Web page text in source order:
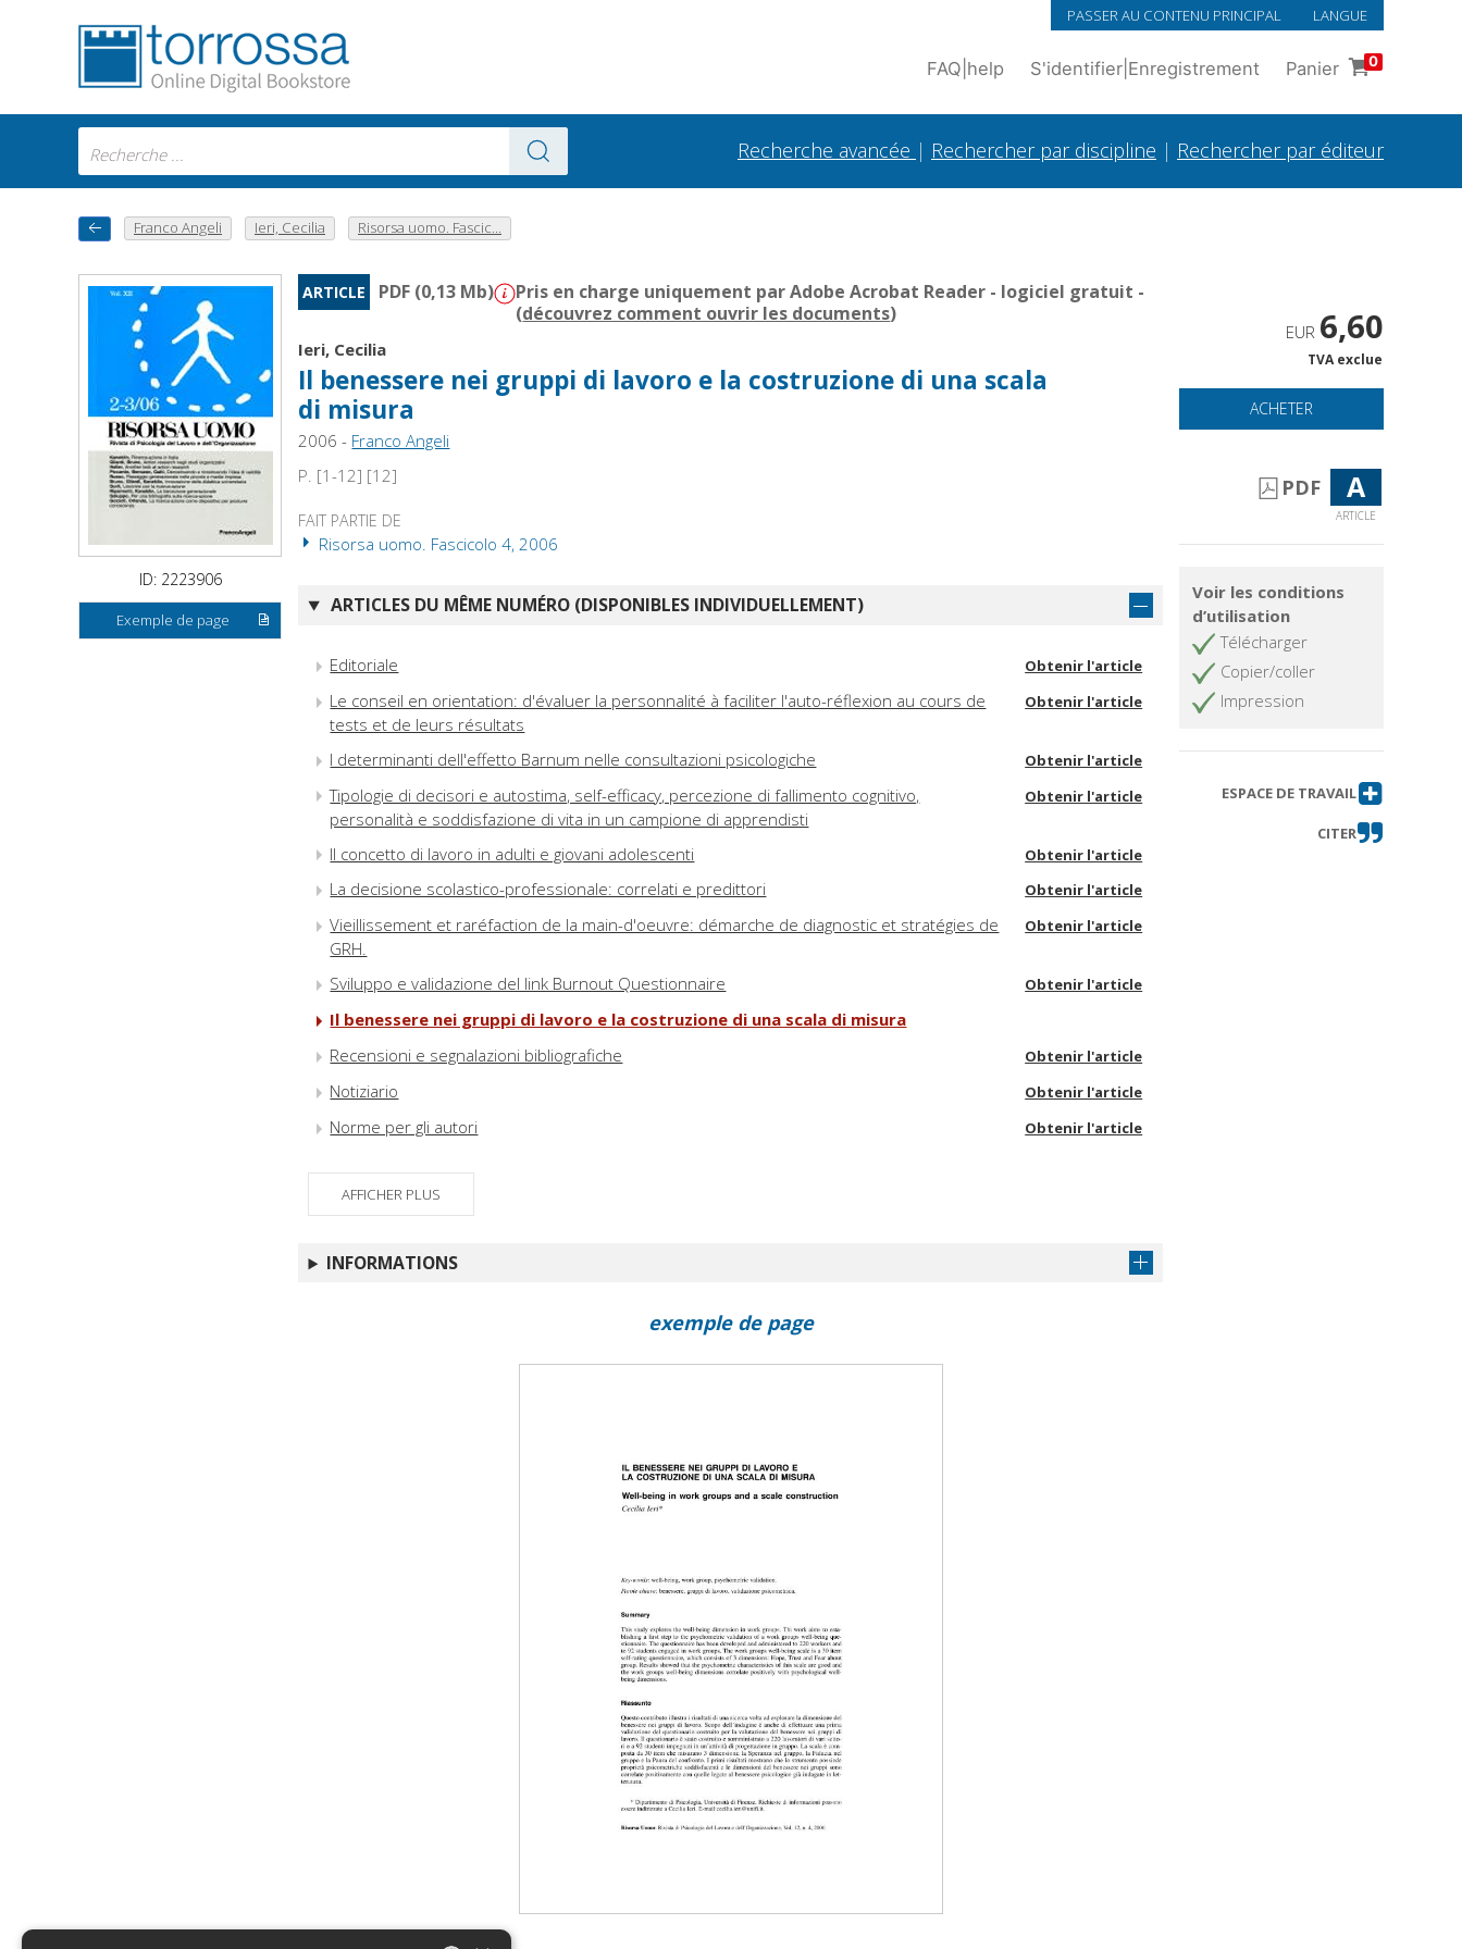
PASSER AU CONTENU PRINCIPAL LANGUE
FAQ help S'identifier Enregistrement Panier 0
Recherche avancée | Rechercher par discipline | Rechercher par éditeur
Franco Angeli Ieri, Cecilia Risorsa uomo. Fascic...
ID: 2223906
Exemple de page
ARTICLE PDF (0,13 Mb)
Pris en charge uniquement par Adobe Acrobat Reader - logiciel gratuit -
(découvrez comment ouvrir les documents)
Ieri, Cecilia
Il benessere nei gruppi di lavoro e la costruzione di una scala
di misura
2006 - Franco Angeli
P. [1-12] [12]
FAIT PARTIE DE
Risorsa uomo. Fascicolo 4, 2006
ARTICLES DU MÊME NUMÉRO (DISPONIBLES INDIVIDUELLEMENT)
Editoriale Obtenir l'article
Le conseil en orientation: d'évaluer la personnalité à faciliter l'auto-réflexion au cours de
tests et de leurs résultats
Obtenir l'article
I determinanti dell'effetto Barnum nelle consultazioni psicologiche Obtenir l'article
Tipologie di decisori e autostima, self-efficacy, percezione di fallimento cognitivo,
personalità e soddisfazione di vita in un campione di apprendisti
Obtenir l'article
Il concetto di lavoro in adulti e giovani adolescenti Obtenir l'article
La decisione scolastico-professionale: correlati e predittori Obtenir l'article
Vieillissement et raréfaction de la main-d'oeuvre: démarche de diagnostic et stratégies de
GRH.
Obtenir l'article
Sviluppo e validazione del link Burnout Questionnaire Obtenir l'article
Il benessere nei gruppi di lavoro e la costruzione di una scala di misura
Recensioni e segnalazioni bibliografiche
Obtenir l'article
Notiziario Obtenir l'article
Norme per gli autori Obtenir l'article
AFFICHER PLUS
INFORMATIONS
EUR 6,60
TVA exclue
ACHETER
PDF A
ARTICLE
Voir les conditions
d’utilisation
Télécharger
Copier/coller
Impression
ESPACE DE TRAVAIL
CITER
exemple de page